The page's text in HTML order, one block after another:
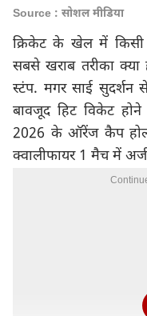
Source : सोशल मीडिया
क्रिकेट के खेल में
सबसे खराब तरीका
स्टंप. मगर साई सुदर्शन
बावजूद हिट विकेट
2026 के ऑरेंज कैप
क्वालीफायर 1 मैच में